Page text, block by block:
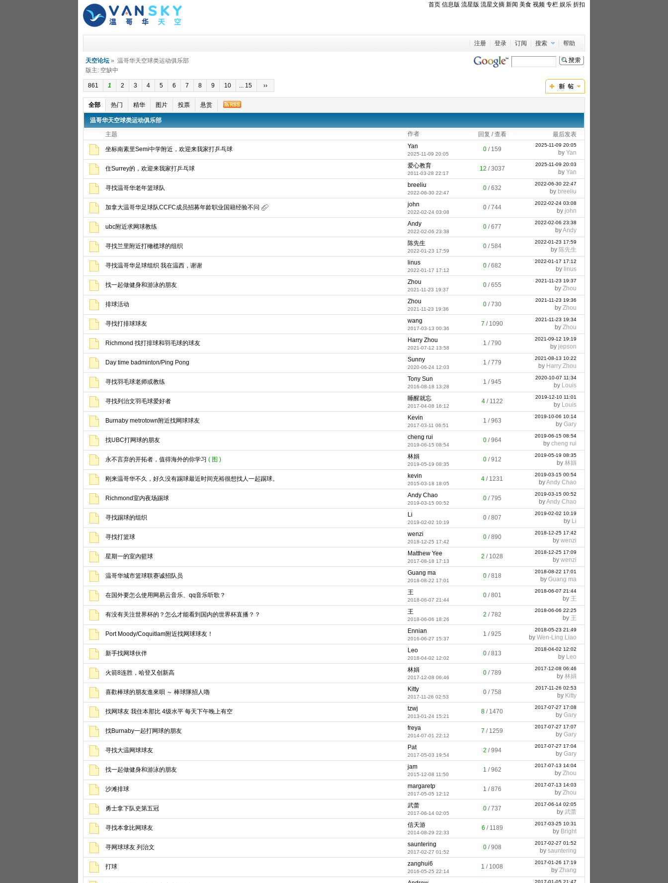
首页 信息版 流星版 流星文摘 新闻 美食 视频 专栏 娱乐 折扣
注册 登录 订阅 搜索 帮助
天空论坛 » 温哥华天空球类运动俱乐部
版主: 空缺中
861 1 2 3 4 5 6 7 8 9 10 ... 15 ››
全部 热门 精华 图片 投票 悬赏
温哥华天空球类运动俱乐部
主题
作者 回复 / 查看 最后发表
坐标南素里Semi中学附近，欢迎来我家打乒乓球 Yan
2025-11-09 20:05
0/ 159
2025-11-09 20:05
by Yan
住Surrey的，欢迎来我家打乒乓球 爱心教育
2011-03-28 22:17
12 /3037
2025-11-09 20:03
by Yan
寻找温哥华老年篮球队 breeliu
2022-06-30 22:47
0/632
2022-06-30 22:47
by breeliu
加拿大温哥华足球队CCFC成员招募年龄职业国籍经验不问 john
2022-02-24 03:08
0/744
2022-02-24 03:08
by john
ubc附近求网球教练 Andy
2022-02-06 23:38
0/677
2022-02-06 23:38
byAndy
寻找兰里附近打橄榄球的组织 陈先生
2022-01-23 17:59
0/584
2022-01-23 17:59
by 陈先生
寻找温哥华足球组织 我在温西，谢谢 linus
2022-01-17 17:12
0/682
2022-01-17 17:12
by linus
找一起做健身和游泳的朋友 Zhou
2021-11-23 19:37
0/655
2021-11-23 19:37
by Zhou
排球活动 Zhou
2021-11-23 19:36
0/730
2021-11-23 19:36
by Zhou
寻找打排球球友 wang
2017-03-13 00:36
7 / 1090
2021-11-23 19:34
by Zhou
Richmond 找打排球和羽毛球的球友 Harry Zhou
2021-07-12 13:58
1 /790
2021-09-12 19:19
by jepson
Day time badminton/Ping Pong Sunny
2020-06-24 12:03
1 /779
2021-08-13 10:22
by Harry Zhou
寻找羽毛球老师或教练 Tony Sun
2016-08-18 13:28
1 /945
2020-10-07 11:34
by Louis
寻找列治文羽毛球爱好者 睡醒就忘
2017-04-08 16:12
4/ 1122
2019-12-10 11:01
by Louis
Burnaby metrotown附近找网球球友 Kevin
2017-03-11 06:51
1 /963
2019-10-06 10:14
by Gary
找UBC打网球的朋友 cheng rui
2019-06-15 08:54
0/964
2019-06-15 08:54
by cheng rui
永不言弃的开拓者，值得海外的你学习 ( 图 ) 林娟
2019-05-19 08:35
0/912
2019-05-19 08:35
by 林娟
刚来温哥华不久，好久没有踢球最近时间充裕很想找人一起踢球。 kevin
2015-03-18 18:05
4 / 1231
2019-03-15 00:54
byAndy Chao
Richmond室内夜场踢球 Andy Chao
2019-03-15 00:52
0/795
2019-03-15 00:52
byAndy Chao
寻找踢球的组织 Li
2019-02-02 10:19
0/807
2019-02-02 10:19
by Li
寻找打篮球 wenzi
2018-12-25 17:42
0/890
2018-12-25 17:42
by wenzi
星期一的室內籃球 Matthew Yee
2017-08-18 17:13
2 / 1028
2018-12-25 17:09
by wenzi
温哥华城市篮球联赛诚招队员 Guang ma
2018-08-22 17:01
0/818
2018-08-22 17:01
by Guang ma
在国外要怎么使用网易云音乐、qq音乐听歌？ 王
2018-06-07 21:44
0/801
2018-06-07 21:44
by 王
有没有关注世界杯的？怎么才能看到国内的世界杯直播？？ 王
2018-06-06 18:26
2 /782
2018-06-06 22:25
by 王
Port Moody/Coquitlam附近找网球球友！ Ennian
2016-06-27 15:37
1 /925
2018-05-23 21:49
by Wen-Ling Liao
新手找网球伙伴 Leo
2018-04-02 12:02
0/813
2018-04-02 12:02
by Leo
火箭8连胜，哈登又创新高 林娟
2017-12-08 06:46
0/789
2017-12-08 06:46
by 林娟
喜歡棒球的朋友進來唄 ～ 棒球隊招人嚕 Kitty
2017-11-26 02:53
0/758
2017-11-26 02:53
by Kitty
找网球友 我住本那比 4级水平 每天下午晚上有空 tzwj
2013-01-24 15:21
8 / 1470
2017-07-27 17:08
by Gary
找Burnaby一起打网球的朋友 freya
2014-07-01 22:12
7 / 1259
2017-07-27 17:07
by Gary
寻找大温网球球友 Pat
2017-05-03 19:54
2 /994
2017-07-27 17:04
by Gary
找一起做健身和游泳的朋友 jam
2015-12-08 11:50
1 /962
2017-07-13 14:04
by Zhou
沙滩排球 margaretp
2017-05-05 12:12
1 /876
2017-07-13 14:03
by Zhou
勇士拿下队史第五冠 武蕾
2017-06-14 02:05
0/737
2017-06-14 02:05
by 武蕾
寻找本拿比网球友 信天游
2014-08-29 22:33
6 / 1189
2017-03-25 10:31
by Bright
寻网球球友 列治文 sauntering
2017-02-27 01:52
0/908
2017-02-27 01:52
by sauntering
打球 zanghui6
2016-05-25 22:14
1 / 1008
2017-01-26 17:19
by Zhang
2017-01-05 21:47